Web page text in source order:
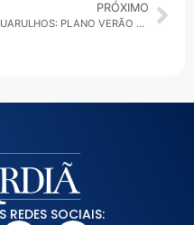
PRÓXIMO
GUARULHOS: PLANO VERÃO 2025 É CONCLUÍDO COM AUMENTO DE ATENDIMENTOS
REDES SOCIAIS: